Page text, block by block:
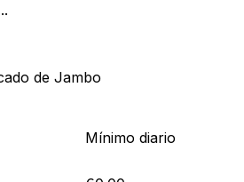
de Jambo
Mínimo diario